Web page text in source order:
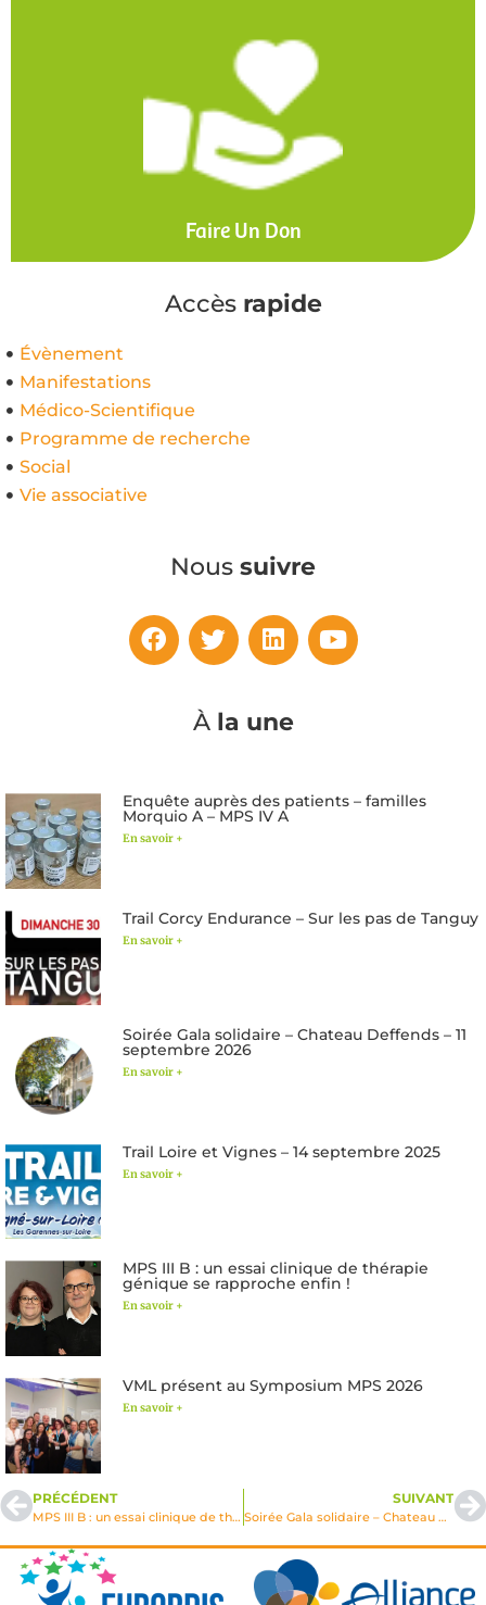
Faire Un Don
Accès rapide
Évènement
Manifestations
Médico-Scientifique
Programme de recherche
Social
Vie associative
Nous suivre
À la une
Enquête auprès des patients – familles
Morquio A – MPS IV A
En savoir +
Trail Corcy Endurance – Sur les pas de Tanguy
En savoir +
Soirée Gala solidaire – Chateau Deffends – 11
septembre 2026
En savoir +
Trail Loire et Vignes – 14 septembre 2025
En savoir +
MPS III B : un essai clinique de thérapie
génique se rapproche enfin !
En savoir +
VML présent au Symposium MPS 2026
En savoir +
PRÉCÉDENT
MPS III B : un essai clinique de thérapie génique se rapproche enfin !
SUIVANT
Soirée Gala solidaire – Chateau Deffends – 11 septembre 2026